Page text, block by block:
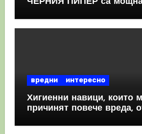
вредни интересно
Хигиенни навици, които
причинят повече вреда,